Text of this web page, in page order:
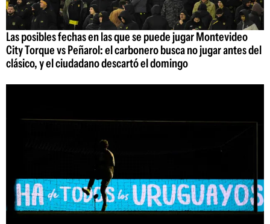
Las posibles fechas en las que se puede jugar Montevideo
City Torque vs Peñarol: el carbonero busca no jugar antes del
clásico, y el ciudadano descartó el domingo